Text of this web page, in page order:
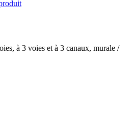
à 3 voies et à 3 canaux, murale /